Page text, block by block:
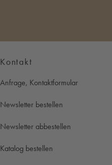
Kontakt
Anfrage, Kontaktformular
Newsletter bestellen
Newsletter abbestellen
Katalog bestellen